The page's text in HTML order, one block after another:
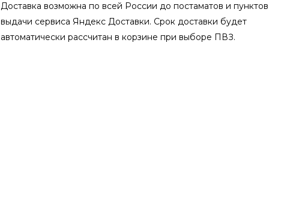
Доставка возможна по всей России до постаматов и пунктов
выдачи сервиса Яндекс Доставки. Срок доставки будет
автоматически рассчитан в корзине при выборе ПВЗ.